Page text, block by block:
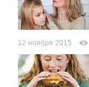
12 ноября 2015